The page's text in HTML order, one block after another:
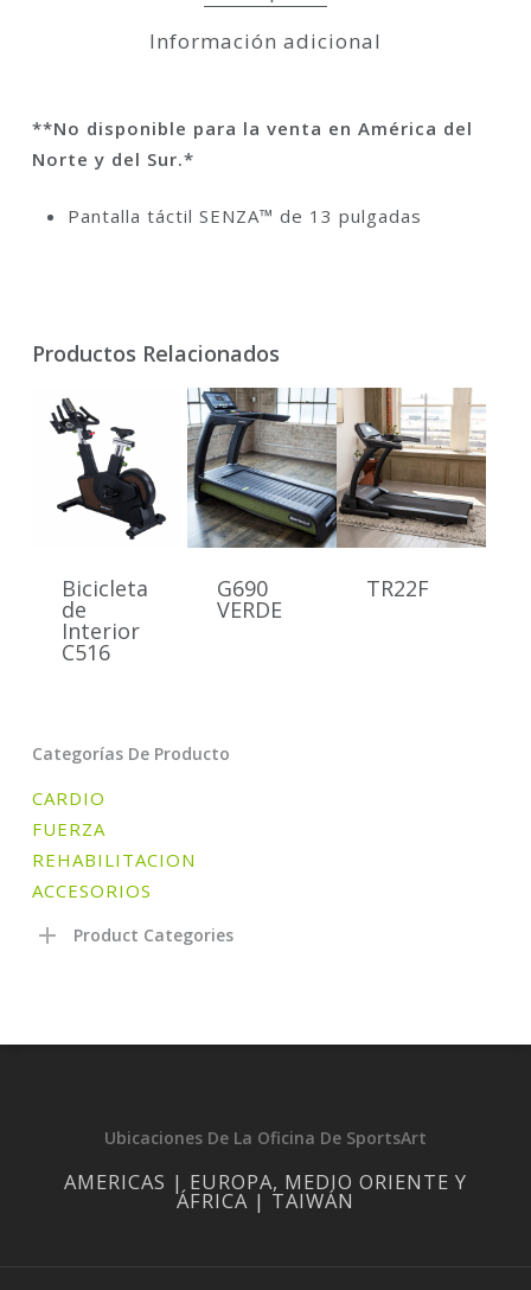
Información adicional
**No disponible para la venta en América del
Norte y del Sur.*
Pantalla táctil SENZA™ de 13 pulgadas
Productos Relacionados
Bicicleta
de
Interior
C516
G690
VERDE
TR22F
Categorías De Producto
CARDIO
FUERZA
REHABILITACION
ACCESORIOS
Product Categories
Ubicaciones De La Oficina De SportsArt
AMERICAS | EUROPA, MEDIO ORIENTE Y
ÁFRICA | TAIWÁN